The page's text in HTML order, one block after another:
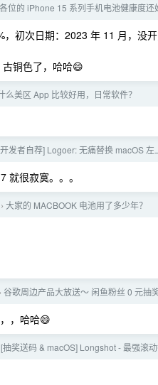
各位的 iPhone 15 系列手机电池健康度还
初次日期：2023 年 11 月，没
铜色了，哈哈😄
么美区 App 比较好用，日常软件？
发者自荐] Logoer: 无痛替换 macOS
就很寂寞。。。
› 大家的 MACBOOK 电池用了多少年？
› 谷歌周边产品大放送～ 闲鱼粉丝 0 元抽
，哈哈😄
[抽奖送码 & macOS] Longshot - 最强滚